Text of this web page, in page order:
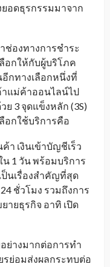
อดธุรกรรมมาจาก
ช่องทางการชำระ
อกให้กับผู้บริโภค
อีกทางเลือกหนึ่งที่
แม่ค้าออนไลน์ไป
3 จุดแข็งหลัก (3S)
อกใช้บริการคือ
า เงินเข้าบัญชีเร็ว
1 วัน พร้อมบริการ
ป็นเรื่องสำคัญที่สุด
ชั่วโมง รวมถึงการ
ยธุรกิจ อาทิ เปิด
ย่างมากต่อการทำ
รย่อมส่งผลกระทบต่อ